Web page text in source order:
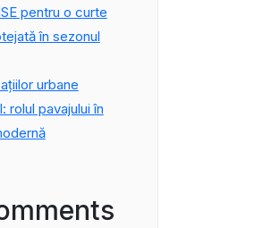
pentru o curte
în sezonul
urbane
rolul pavajului în